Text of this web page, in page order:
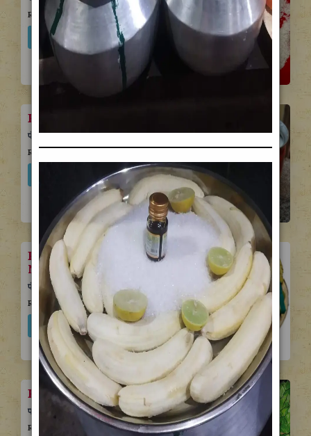
Rs. 1500 /-
Book Puja View
Panchamrut Sadicholi
पंचाअमृत साडी चोळी
Rs. 2500 /-
View
Panchamrut Abhishek
Navu Vari
पंचामृत अभिषेक नऊ वारि
Rs. 1501 /-
Book Puja View
Panache Ghar
पाणाचे घर
Rs. 1101 /-